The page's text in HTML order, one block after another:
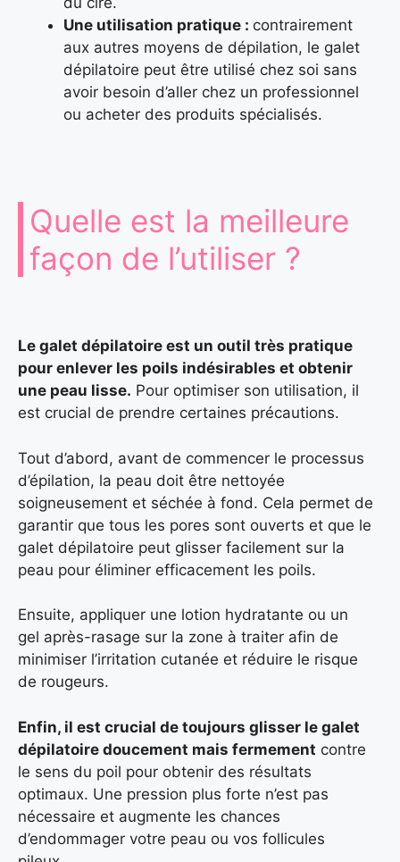
Une utilisation pratique : contrairement
aux autres moyens de dépilation, le galet
dépilatoire peut être utilisé chez soi sans
avoir besoin d’aller chez un professionnel
ou acheter des produits spécialisés.
Quelle est la meilleure
façon de l’utiliser ?
Le galet dépilatoire est un outil très pratique
pour enlever les poils indésirables et obtenir
une peau lisse. Pour optimiser son utilisation, il
est crucial de prendre certaines précautions.
Tout d’abord, avant de commencer le processus
d’épilation, la peau doit être nettoyée
soigneusement et séchée à fond. Cela permet de
garantir que tous les pores sont ouverts et que le
galet dépilatoire peut glisser facilement sur la
peau pour éliminer efficacement les poils.
Ensuite, appliquer une lotion hydratante ou un
gel après-rasage sur la zone à traiter afin de
minimiser l’irritation cutanée et réduire le risque
de rougeurs.
Enfin, il est crucial de toujours glisser le galet
dépilatoire doucement mais fermement contre
le sens du poil pour obtenir des résultats
optimaux. Une pression plus forte n’est pas
nécessaire et augmente les chances
d’endommager votre peau ou vos follicules